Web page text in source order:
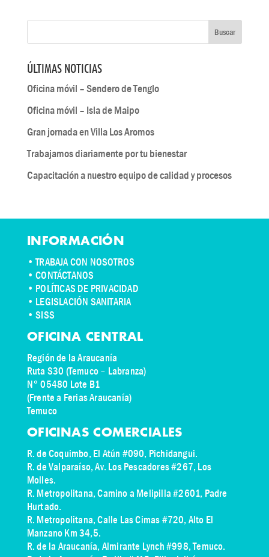
ÚLTIMAS NOTICIAS
Oficina móvil – Sendero de Tenglo
Oficina móvil – Isla de Maipo
Gran jornada en Villa Los Aromos
Trabajamos diariamente por tu bienestar
Capacitación a nuestro equipo de calidad y procesos
INFORMACIÓN
•TRABAJA CON NOSOTROS
•CONTÁCTANOS
• POLÍTICAS DE PRIVACIDAD
• LEGISLACIÓN SANITARIA
• SISS
OFICINA CENTRAL
Región de la Araucanía
Ruta S30 (Temuco – Labranza)
N° 05480 Lote B1
(Frente a Ferias Araucanía)
Temuco
OFICINAS COMERCIALES
R. de Coquimbo, El Atún #090, Pichidangui.
R. de Valparaíso, Av. Los Pescadores #267, Los
Molles.
R. Metropolitana, Camino a Melipilla #2601, Padre
Hurtado.
R. Metropolitana, Calle Las Cimas #720, Alto El
Manzano Km 34,5.
R. de la Araucanía, Almirante Lynch #998, Temuco.